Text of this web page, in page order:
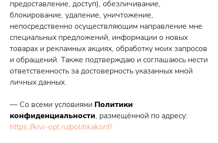
предоставление, доступ), обезличивание,
блокирование, удаление, уничтожение,
непосредственно осуществляющим направление мне
специальных предложений, информации о новых
товарах и рекламных акциях, обработку моих запросов
и обращений. Также подтверждаю и соглашаюсь нести
ответственность за достоверность указанных мной
личных данных.
— Со всеми условиями Политики
конфиденциальности, размещённой по адресу:
https://kivi-opt.ru/politikakonf/